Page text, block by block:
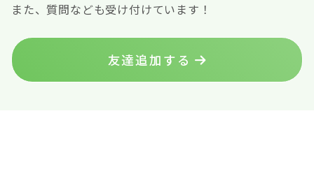
また、質問なども受け付けています！
友達追加する